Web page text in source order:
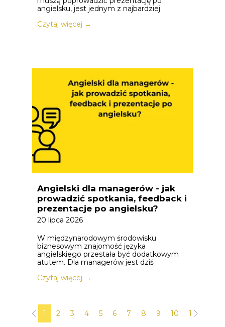
angielsku, jest jednym z najbardziej
Czytaj więcej →
Angielski dla managerów - jak
prowadzić spotkania, feedback i
prezentacje po angielsku?
20 lipca 2026
W międzynarodowym środowisku
biznesowym znajomość języka
angielskiego przestała być dodatkowym
atutem. Dla managerów jest dziś
Czytaj więcej →
1 2 3 4 5 6 7 8 9 10 11